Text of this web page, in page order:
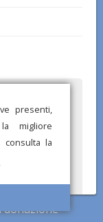
presenti,
migliore
consulta la
mancanti!
donazione